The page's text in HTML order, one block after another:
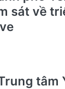
sát về
tâm